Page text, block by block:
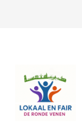
raad